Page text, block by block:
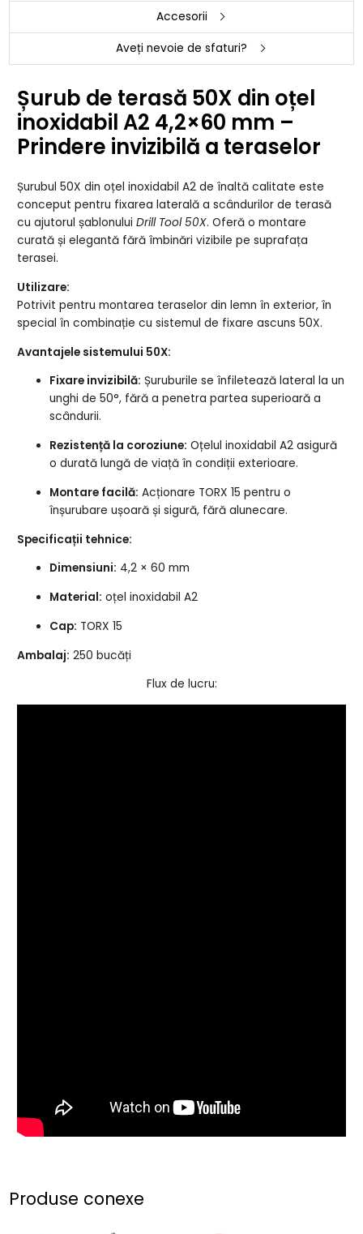
Accesorii
Aveți nevoie de sfaturi?
Șurub de terasă 50X din oțel
inoxidabil A2 4,2×60 mm –
Prindere invizibilă a teraselor
Șurubul 50X din oțel inoxidabil A2 de înaltă calitate este
conceput pentru fixarea laterală a scândurilor de terasă
cu ajutorul șablonuluiDrill Tool 50X. Oferă o montare
curată și elegantă fără îmbinări vizibile pe suprafața
terasei.
Utilizare:
Potrivit pentru montarea teraselor din lemn în exterior, în
special în combinație cu sistemul de fixare ascuns 50X.
Avantajele sistemului 50X:
Fixare invizibilă: Șuruburile se înfiletează lateral la un
unghi de 50°, fără a penetra partea superioară a
scândurii.
Rezistență la coroziune: Oțelul inoxidabil A2 asigură
o durată lungă de viață în condiții exterioare.
Montare facilă: Acționare TORX 15 pentru o
înșurubare ușoară și sigură, fără alunecare.
Specificații tehnice:
Dimensiuni: 4,2 × 60 mm
Material: oțel inoxidabil A2
Cap: TORX 15
Ambalaj: 250 bucăți
Flux de lucru:
Produse conexe